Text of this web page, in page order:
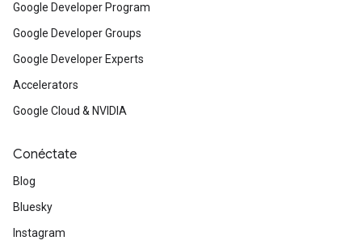
Google Developer Program
Google Developer Groups
Google Developer Experts
Accelerators
Google Cloud & NVIDIA
Conéctate
Blog
Bluesky
Instagram